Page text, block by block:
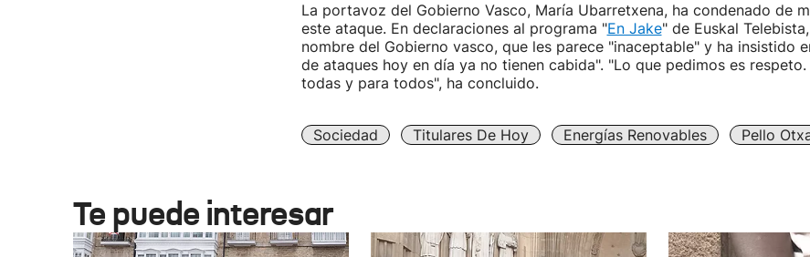
La portavoz del Gobierno Vasco, María Ubarretxena, ha condenado de
este ataque. En declaraciones al programa "En Jake" de Euskal
nombre del Gobierno vasco, que les parece "inaceptable" y ha insistido
de ataques hoy en día ya no tienen cabida". "Lo que pedimos es respeto.
todas y para todos", ha concluido.
Sociedad Titulares De Hoy Energías Renovables Pello
Te puede interesar